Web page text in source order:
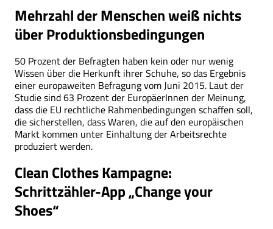
Mehrzahl der Menschen weiß nichts
über Produktionsbedingungen
50 Prozent der Befragten haben kein oder nur wenig
Wissen über die Herkunft ihrer Schuhe, so das Ergebnis
einer europaweiten Befragung vom Juni 2015. Laut der
Studie sind 63 Prozent der EuropäerInnen der Meinung,
dass die EU rechtliche Rahmenbedingungen schaffen soll,
die sicherstellen, dass Waren, die auf den europäischen
Markt kommen unter Einhaltung der Arbeitsrechte
produziert werden.
Clean Clothes Kampagne:
Schrittzähler-App „Change your
Shoes“